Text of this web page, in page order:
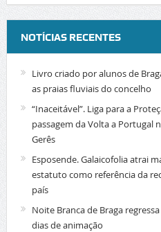
NOTÍCIAS RECENTES
Livro criado por alunos de
as praias fluviais do concelho
“Inaceitável”. Liga para a
passagem da Volta a Portugal
Gerês
Esposende. Galaicofolia atrai
estatuto como referência da
país
Noite Branca de Braga
dias de animação